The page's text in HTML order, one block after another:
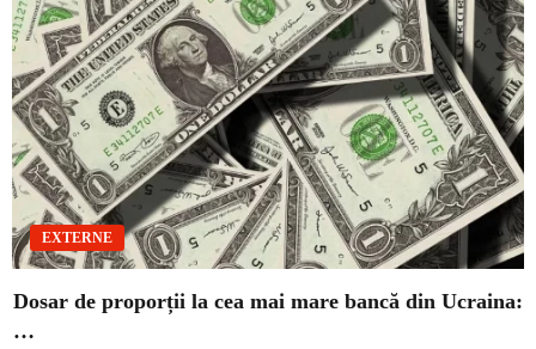
EXTERNE
Dosar de proporții la cea mai mare bancă din Ucraina:
…